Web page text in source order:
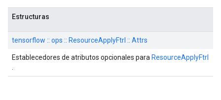
Estructuras
tensorflow :: ops :: ResourceApplyFtrl :: Attrs
Establecedores de atributos opcionales para ResourceApplyFtrl